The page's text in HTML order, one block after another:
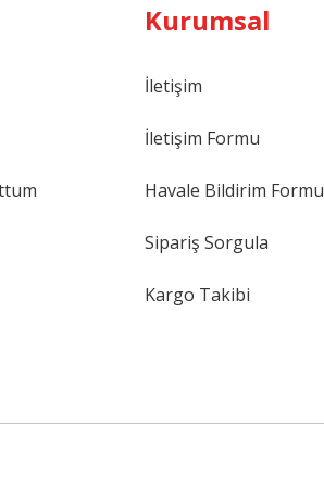
Kurumsal
İletişim
İletişim Formu
Havale Bildirim Formu
Sipariş Sorgula
Kargo Takibi